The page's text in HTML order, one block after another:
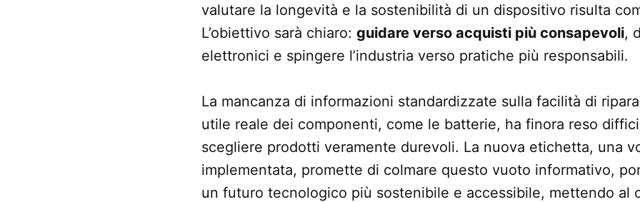
valutare la longevità e la sostenibilità di un dispositivo risulta
L’obiettivo sarà chiaro: guidare verso acquisti più consapevoli,
elettronici e spingere l’industria verso pratiche più responsabili.
La mancanza di informazioni standardizzate sulla facilità di
utile reale dei componenti, come le batterie, ha finora reso
scegliere prodotti veramente durevoli. La nuova etichetta, una
implementata, promette di colmare questo vuoto informativo,
un futuro tecnologico più sostenibile e accessibile, mettendo al